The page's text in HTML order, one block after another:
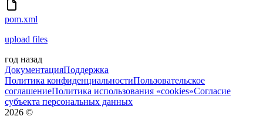
pom.xml
upload files
год назад
ДокументацияПоддержка
Политика конфиденциальностиПользовательское
соглашениеПолитика использования «cookies»Согласие
субъекта персональных данных
2026 ©